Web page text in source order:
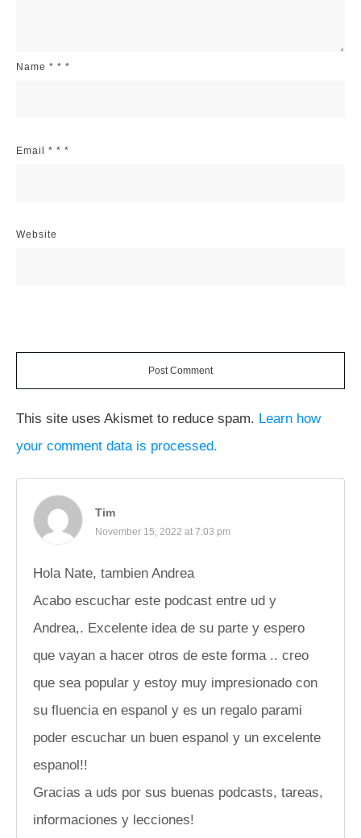
Name * * *
Email * * *
Website
Post Comment
This site uses Akismet to reduce spam. Learn how
your comment data is processed.
Tim
November 15, 2022 at 7:03 pm
Hola Nate, tambien Andrea
Acabo escuchar este podcast entre ud y
Andrea,. Excelente idea de su parte y espero
que vayan a hacer otros de este forma .. creo
que sea popular y estoy muy impresionado con
su fluencia en espanol y es un regalo parami
poder escuchar un buen espanol y un excelente
espanol!!
Gracias a uds por sus buenas podcasts, tareas,
informaciones y lecciones!